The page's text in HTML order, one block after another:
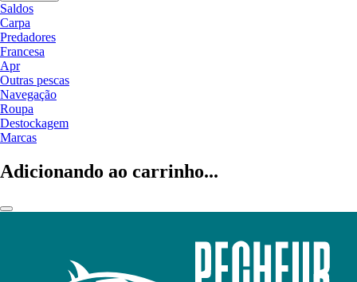
Saldos
Carpa
Predadores
Francesa
Apr
Outras pescas
Navegação
Roupa
Destockagem
Marcas
Adicionando ao carrinho...